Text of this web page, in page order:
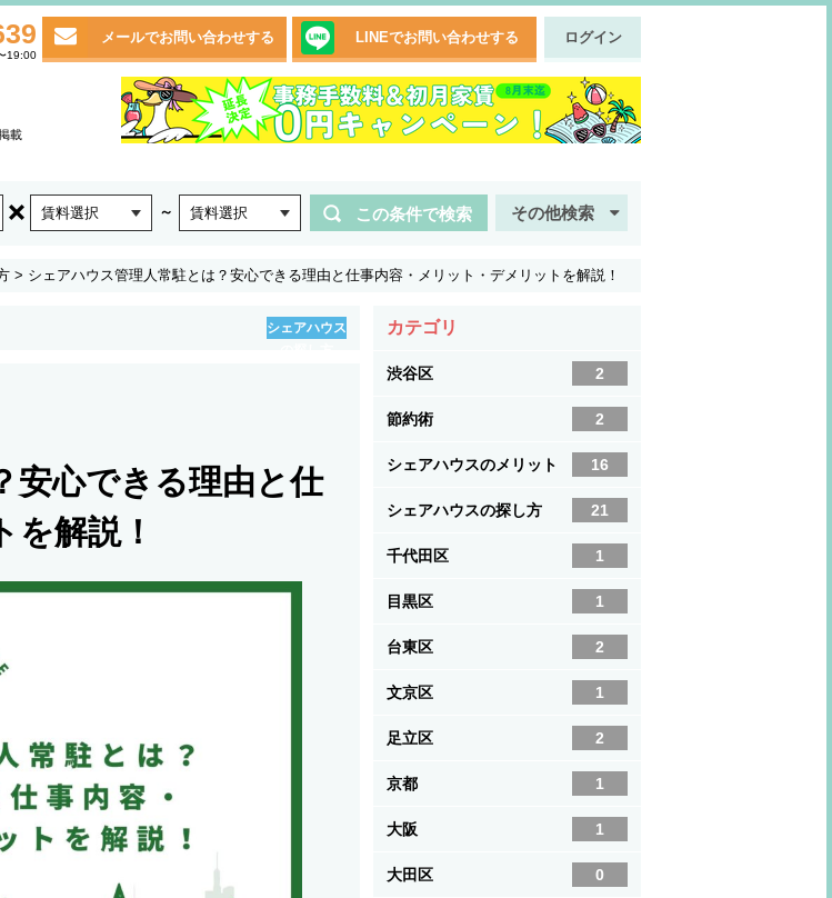
19:00
メールでお問い合わせする LINEでお問い合わせする ログイン
載
賃料選択 ～ 賃料選択 この条件で検索 その他検索
> シェアハウス管理人常駐とは？安心できる理由と仕事内容・メリット・デメリットを解説！
シェアハウス
安心できる理由と仕
解説！
カテゴリ
2
渋谷区
2
節約術
16
シェアハウスのメリット
21
シェアハウスの探し方
1
千代田区
1
目黒区
2
台東区
1
文京区
2
足立区
1
京都
1
大阪
0
大田区